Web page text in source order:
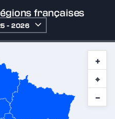
françaises
+
⌖
−